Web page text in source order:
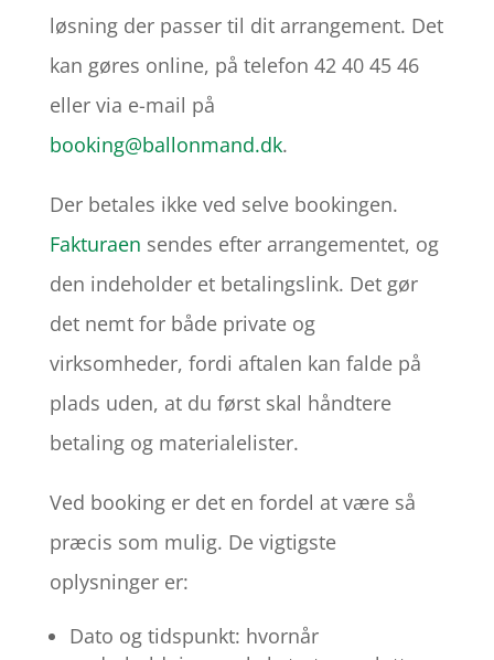
løsning der passer til dit arrangement. Det
kan gøres online, på telefon 42 40 45 46
eller via e-mail på
booking@ballonmand.dk.
Der betales ikke ved selve bookingen.
Fakturaen sendes efter arrangementet, og
den indeholder et betalingslink. Det gør
det nemt for både private og
virksomheder, fordi aftalen kan falde på
plads uden, at du først skal håndtere
betaling og materialelister.
Ved booking er det en fordel at være så
præcis som mulig. De vigtigste
oplysninger er:
Dato og tidspunkt: hvornår